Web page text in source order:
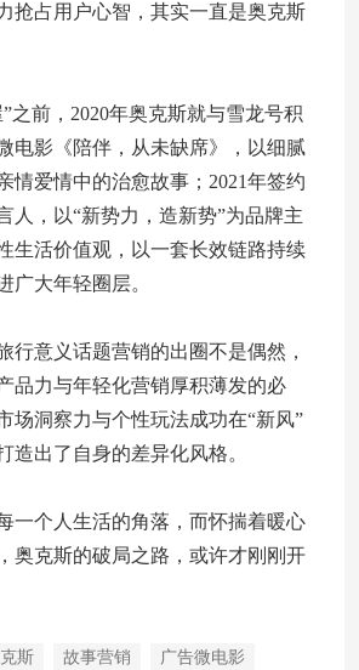
抢占用户心智，其实一直是奥克斯
之前，2020年奥克斯就与雪龙号积
电影《陪伴，从未缺席》，以细腻
情爱情中的治愈故事；2021年签约
人，以“新势力，造新势”为品牌主
生活价值观，以一套长效链路持续
广大年轻圈层。
行意义话题营销的出圈不是偶然，
品力与年轻化营销厚积薄发的必
场洞察力与个性玩法成功在“新风”
造出了自身的差异化风格。
一个人生活的角落，而怀揣着暖心
奥克斯的破局之路，或许才刚刚开
斯 故事营销 广告微电影